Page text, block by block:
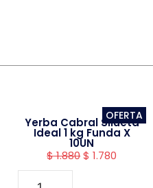
OFERTA
Yerba Cabral Silueta
Ideal 1 kg Funda X
10UN
$1.880$ 1.780